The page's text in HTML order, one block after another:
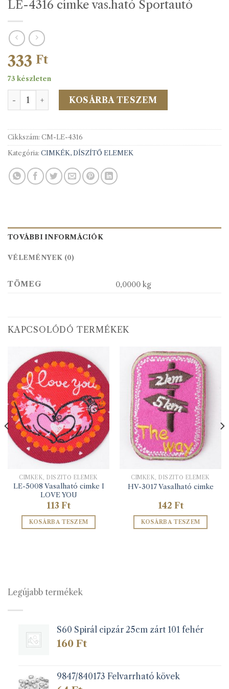
LE-4316 címke vas.ható Sportautó
333 Ft
73 készleten
LE-4316 címke vas.ható Sportautó mennyiség
KOSÁRBA TESZEM
Cikkszám: CM-LE-4316
Kategória: CIMKÉK, DÍSZÍTŐ ELEMEK
TOVÁBBI INFORMÁCIÓK
VÉLEMÉNYEK (0)
TÖMEG 0,0000 kg
KAPCSOLÓDÓ TERMÉKEK
CIMKÉK, DÍSZÍTŐ ELEMEK
LE-5008 Vasalható cimke I
LOVE YOU
113 Ft
KOSÁRBA TESZEM
CIMKÉK, DÍSZÍTŐ ELEMEK
HV-3017 Vasalható cimke
142 Ft
KOSÁRBA TESZEM
Legújabb termékek
S60 Spirál cipzár 25cm zárt 101 fehér
160 Ft
9847/840173 Felvarrható kövek